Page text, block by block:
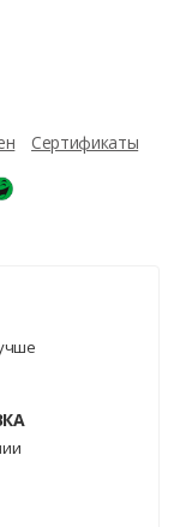
Сертификаты